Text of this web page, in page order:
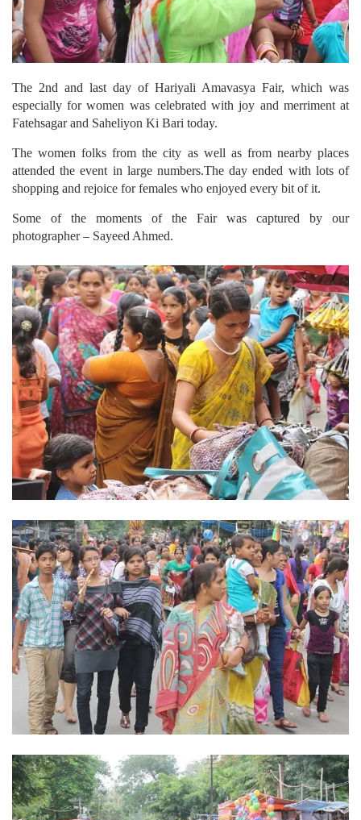
The 2nd and last day of Hariyali Amavasya Fair, which was
especially for women was celebrated with joy and merriment at
Fatehsagar and Saheliyon Ki Bari today.
The women folks from the city as well as from nearby places
attended the event in large numbers.The day ended with lots of
shopping and rejoice for females who enjoyed every bit of it.
Some of the moments of the Fair was captured by our
photographer – Sayeed Ahmed.